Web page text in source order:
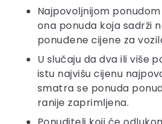
Najpovoljnijom
ona ponuda koja sadrži
ponuđene cijene za
U slučaju da dva ili više
istu najvišu cijenu
smatra se ponuda
ranije zaprimljena.